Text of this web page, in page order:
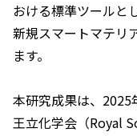
おける標準ツールと
新規スマートマテリ
ます。
本研究成果は、2025
王立化学会（Royal